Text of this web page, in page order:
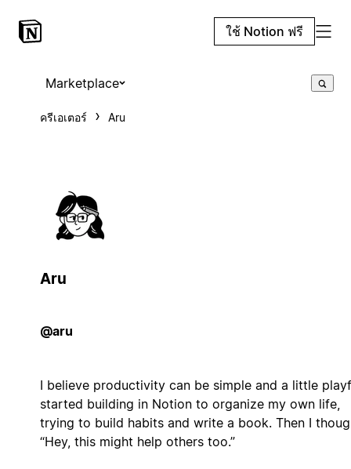
ใช้ Notion ฟรี
Marketplace
ครีเอเตอร์ Aru
Aru
@aru
I believe productivity can be simple and a little
started building in Notion to organize my own life,
trying to build habits and write a book. Then I
“Hey, this might help others too.”